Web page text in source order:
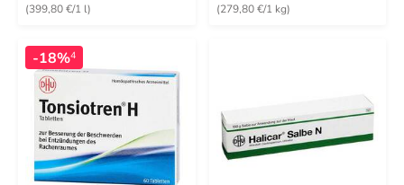
(399,80 €/1 l) (279,80 €/1 kg)
-18%4